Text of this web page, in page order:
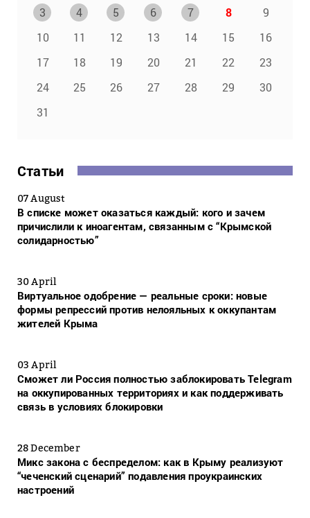
3 4 5 6 7 8
9
10
11 12 13 14 15
16
17
18 19 20 21 22
23
24
25 26 27 28 29
30
31
Статьи
07 August
В списке может оказаться каждый: кого и зачем
причислили к иноагентам, связанным с “Крымской
солидарностью”
30 April
Виртуальное одобрение — реальные сроки: новые
формы репрессий против нелояльных к оккупантам
жителей Крыма
03 April
Сможет ли Россия полностью заблокировать Telegram
на оккупированных территориях и как поддерживать
связь в условиях блокировки
28 December
Микс закона с беспределом: как в Крыму реализуют
“чеченский сценарий” подавления проукраинских
настроений